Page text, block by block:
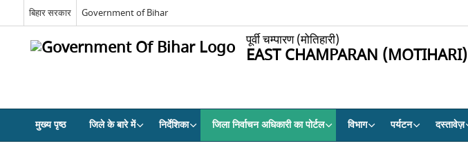
बिहार सरकार Government of Bihar
पूर्वी चम्पारण (मोतिहारी)
EAST CHAMPARAN (MOTIHARI)
मुख्य पृष्ठ जिले के बारे में निर्देशिका जिला निर्वाचन अधिकारी का पोर्टल विभाग पर्यटन दस्तावेज़